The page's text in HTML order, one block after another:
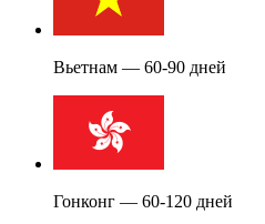
Вьетнам — 60-90 дней
Гонконг — 60-120 дней